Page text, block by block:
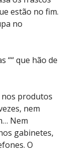
estão no fim.
no
““ que hão de
nos produtos
nem
Nem
gabinetes,
O